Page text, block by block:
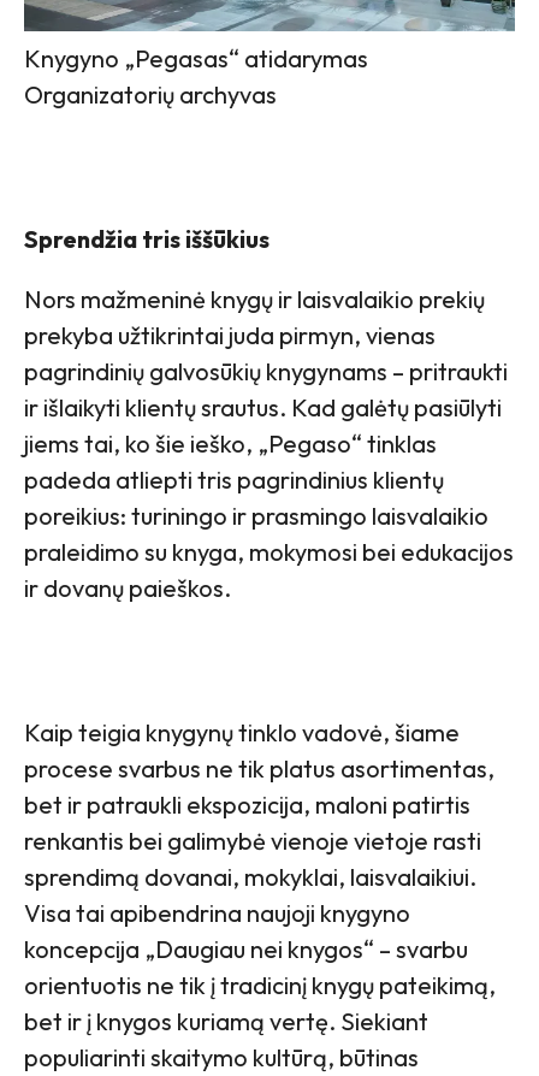
Knygyno „Pegasas“ atidarymas
Organizatorių archyvas
Sprendžia tris iššūkius
Nors mažmeninė knygų ir laisvalaikio prekių
prekyba užtikrintai juda pirmyn, vienas
pagrindinių galvosūkių knygynams – pritraukti
ir išlaikyti klientų srautus. Kad galėtų pasiūlyti
jiems tai, ko šie ieško, „Pegaso“ tinklas
padeda atliepti tris pagrindinius klientų
poreikius: turiningo ir prasmingo laisvalaikio
praleidimo su knyga, mokymosi bei edukacijos
ir dovanų paieškos.
Kaip teigia knygynų tinklo vadovė, šiame
procese svarbus ne tik platus asortimentas,
bet ir patraukli ekspozicija, maloni patirtis
renkantis bei galimybė vienoje vietoje rasti
sprendimą dovanai, mokyklai, laisvalaikiui.
Visa tai apibendrina naujoji knygyno
koncepcija „Daugiau nei knygos“ – svarbu
orientuotis ne tik į tradicinį knygų pateikimą,
bet ir į knygos kuriamą vertę. Siekiant
populiarinti skaitymo kultūrą, būtinas